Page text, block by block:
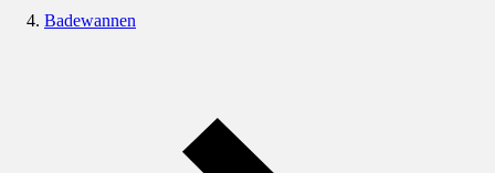
Badewannen